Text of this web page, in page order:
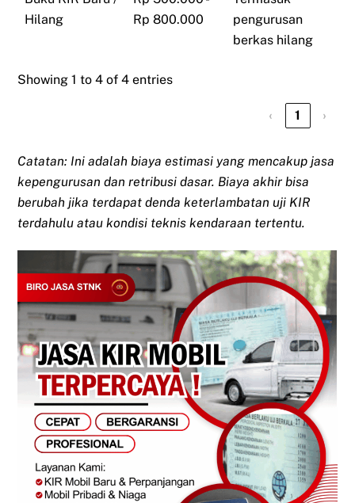
Hilang
Rp 800.000
pengurusan
berkas hilang
Showing 1 to 4 of 4 entries
‹ 1 ›
Catatan: Ini adalah biaya estimasi yang mencakup jasa
kepengurusan dan retribusi dasar. Biaya akhir bisa
berubah jika terdapat denda keterlambatan uji KIR
terdahulu atau kondisi teknis kendaraan tertentu.